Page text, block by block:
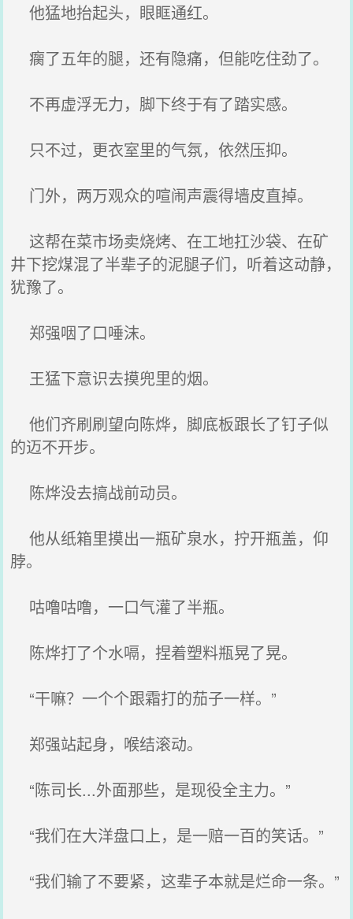
他猛地抬起头，眼眶通红。
瘸了五年的腿，还有隐痛，但能吃住劲了。
不再虚浮无力，脚下终于有了踏实感。
只不过，更衣室里的气氛，依然压抑。
门外，两万观众的喧闹声震得墙皮直掉。
这帮在菜市场卖烧烤、在工地扛沙袋、在矿
井下挖煤混了半辈子的泥腿子们，听着这动静，
犹豫了。
郑强咽了口唾沫。
王猛下意识去摸兜里的烟。
他们齐刷刷望向陈烨，脚底板跟长了钉子似
的迈不开步。
陈烨没去搞战前动员。
他从纸箱里摸出一瓶矿泉水，拧开瓶盖，仰
脖。
咕噜咕噜，一口气灌了半瓶。
陈烨打了个水嗝，捏着塑料瓶晃了晃。
“干嘛？一个个跟霜打的茄子一样。”
郑强站起身，喉结滚动。
“陈司长...外面那些，是现役全主力。”
“我们在大洋盘口上，是一赔一百的笑话。”
“我们输了不要紧，这辈子本就是烂命一条。”